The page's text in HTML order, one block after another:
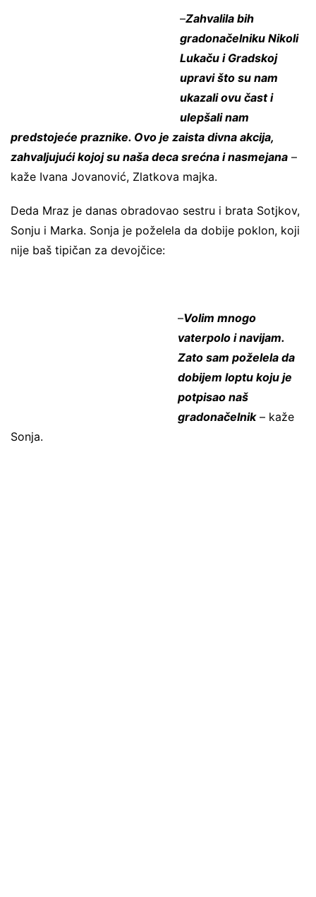
–Zahvalila bih
gradonačelniku Nikoli
Lukaču i Gradskoj
upravi što su nam
ukazali ovu čast i
ulepšali nam
predstojeće praznike. Ovo je zaista divna akcija,
zahvaljujući kojoj su naša deca srećna i nasmejana –
kaže Ivana Jovanović, Zlatkova majka.
Deda Mraz je danas obradovao sestru i brata Sotjkov,
Sonju i Marka. Sonja je poželela da dobije poklon, koji
nije baš tipičan za devojčice:
–Volim mnogo
vaterpolo i navijam.
Zato sam poželela da
dobijem loptu koju je
potpisao naš
gradonačelnik – kaže
Sonja.